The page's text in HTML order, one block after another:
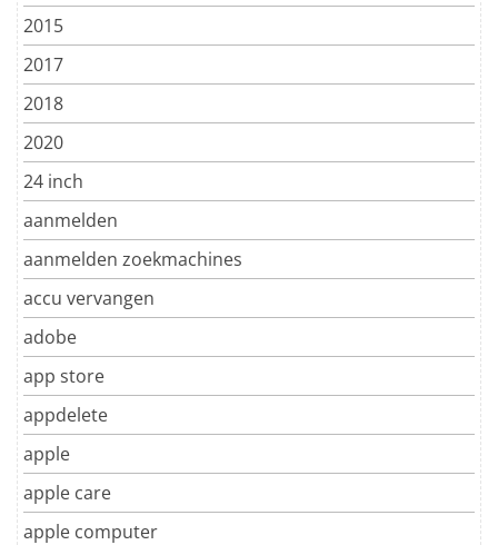
2015
2017
2018
2020
24 inch
aanmelden
aanmelden zoekmachines
accu vervangen
adobe
app store
appdelete
apple
apple care
apple computer